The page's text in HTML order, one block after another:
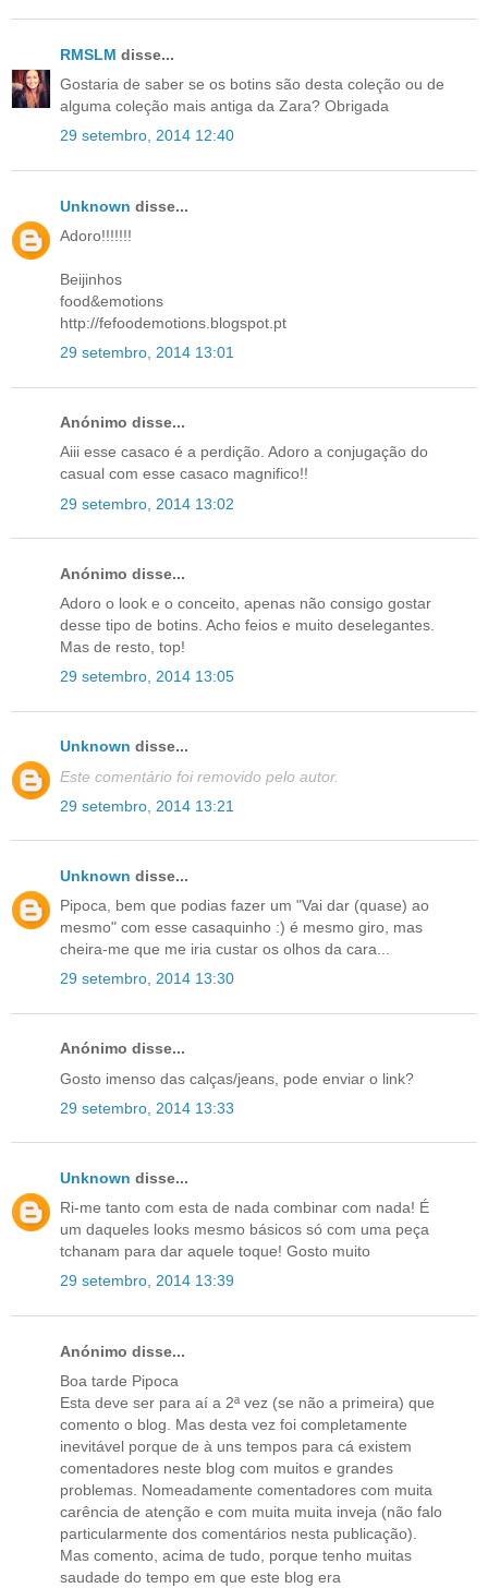
RMSLM disse...
Gostaria de saber se os botins são desta coleção ou de
alguma coleção mais antiga da Zara? Obrigada
29 setembro, 2014 12:40
Unknown disse...
Adoro!!!!!!!
Beijinhos
food&emotions
http://fefoodemotions.blogspot.pt
29 setembro, 2014 13:01
Anónimo disse...
Aiii esse casaco é a perdição. Adoro a conjugação do
casual com esse casaco magnifico!!
29 setembro, 2014 13:02
Anónimo disse...
Adoro o look e o conceito, apenas não consigo gostar
desse tipo de botins. Acho feios e muito deselegantes.
Mas de resto, top!
29 setembro, 2014 13:05
Unknown disse...
Este comentário foi removido pelo autor.
29 setembro, 2014 13:21
Unknown disse...
Pipoca, bem que podias fazer um "Vai dar (quase) ao
mesmo" com esse casaquinho :) é mesmo giro, mas
cheira-me que me iria custar os olhos da cara...
29 setembro, 2014 13:30
Anónimo disse...
Gosto imenso das calças/jeans, pode enviar o link?
29 setembro, 2014 13:33
Unknown disse...
Ri-me tanto com esta de nada combinar com nada! É
um daqueles looks mesmo básicos só com uma peça
tchanam para dar aquele toque! Gosto muito
29 setembro, 2014 13:39
Anónimo disse...
Boa tarde Pipoca
Esta deve ser para aí a 2ª vez (se não a primeira) que
comento o blog. Mas desta vez foi completamente
inevitável porque de à uns tempos para cá existem
comentadores neste blog com muitos e grandes
problemas. Nomeadamente comentadores com muita
carência de atenção e com muita muita inveja (não falo
particularmente dos comentários nesta publicação).
Mas comento, acima de tudo, porque tenho muitas
saudade do tempo em que este blog era